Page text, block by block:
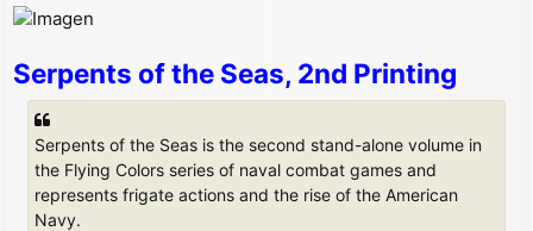
a
j
Serpents of the Seas, 2nd Printing
Serpents of the Seas is the second stand-alone volume in
the Flying Colors series of naval combat games and
represents frigate actions and the rise of the American
Navy.